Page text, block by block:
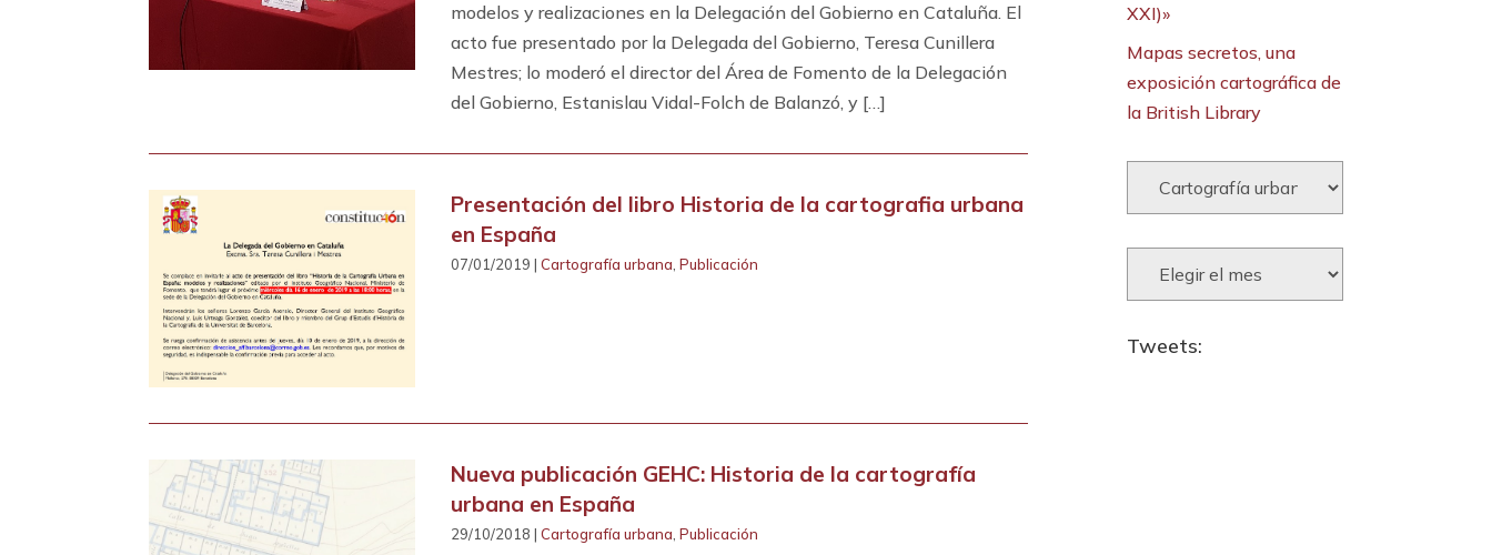
modelos y realizaciones en la Delegación del Gobierno en Cataluña. El
acto fue presentado por la Delegada del Gobierno, Teresa Cunillera
Mestres; lo moderó el director del Área de Fomento de la Delegación
del Gobierno, Estanislau Vidal-Folch de Balanzó, y […]
Presentación del libro Historia de la cartografia urbana
en España
07/01/2019 |Cartografía urbana,Publicación
Nueva publicación GEHC: Historia de la cartografía
urbana en España
29/10/2018 |Cartografía urbana ,Publicación
XXI)»
Mapas secretos, una
exposición cartográfica de
la British Library
Tweets: